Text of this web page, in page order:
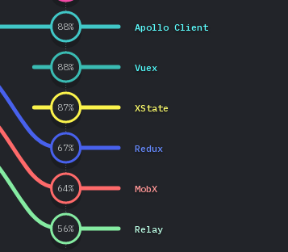
Redux
Apollo Client
MobX
Relay
XState
Vuex
67%
88%
64%
56%
87%
88%